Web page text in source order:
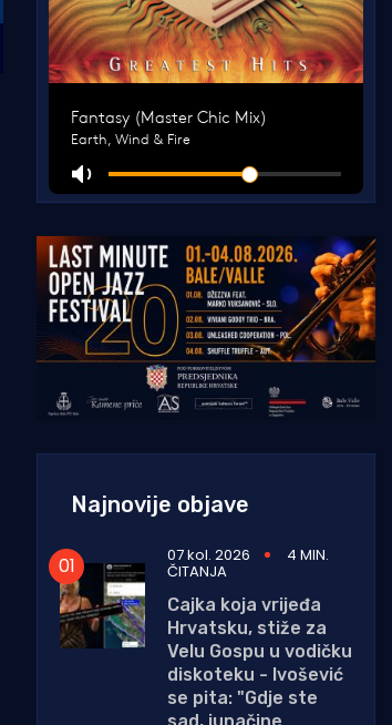
Najnovije objave
07 kol. 2026 4 MIN.
ČITANJA
Cajka koja vrijeđa
Hrvatsku, stiže za
Velu Gospu u vodičku
diskoteku - Ivošević
se pita: "Gdje ste
sad, junačine